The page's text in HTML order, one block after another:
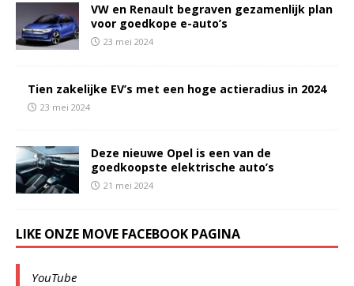
VW en Renault begraven gezamenlijk plan
voor goedkope e-auto’s
23 mei 2024
Tien zakelijke EV’s met een hoge actieradius in 2024
23 mei 2024
Deze nieuwe Opel is een van de
goedkoopste elektrische auto’s
21 mei 2024
LIKE ONZE MOVE FACEBOOK PAGINA
YouTube